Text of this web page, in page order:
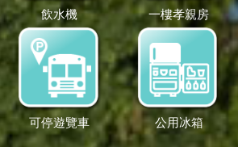
飲水機 一樓孝親房
可停遊覽車 公用冰箱